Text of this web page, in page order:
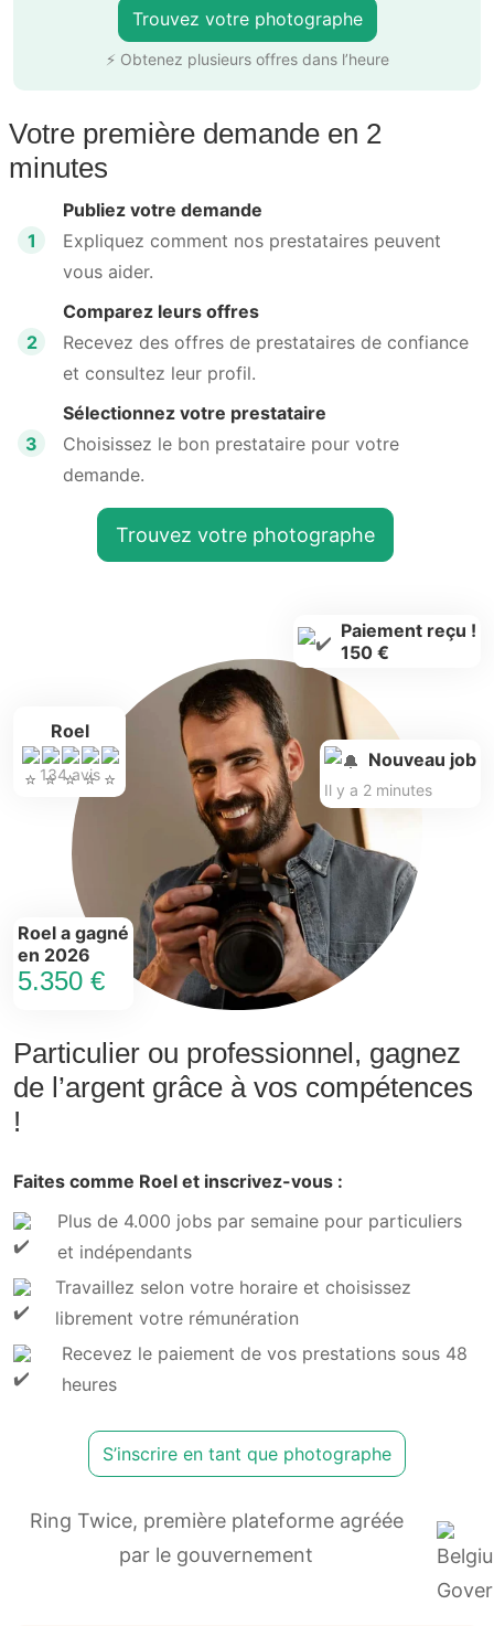
Trouvez votre photographe
⚡ Obtenez plusieurs offres dans l’heure
Votre première demande en 2
minutes
1
Publiez votre demande
Expliquez comment nos prestataires peuvent
vous aider.
2
Comparez leurs offres
Recevez des offres de prestataires de confiance
et consultez leur profil.
3
Sélectionnez votre prestataire
Choisissez le bon prestataire pour votre
demande.
Trouvez votre photographe
Particulier ou professionnel, gagnez
de l’argent grâce à vos compétences
!
Faites comme Roel et inscrivez-vous :
Plus de 4.000 jobs par semaine pour particuliers
et indépendants
Travaillez selon votre horaire et choisissez
librement votre rémunération
Recevez le paiement de vos prestations sous 48
heures
S’inscrire en tant que photographe
Roel
134 avis
Roel a gagné
en 2026
5.350 €
Paiement reçu !
150 €
Nouveau job
Il y a 2 minutes
Ring Twice, première plateforme agréée
par le gouvernement